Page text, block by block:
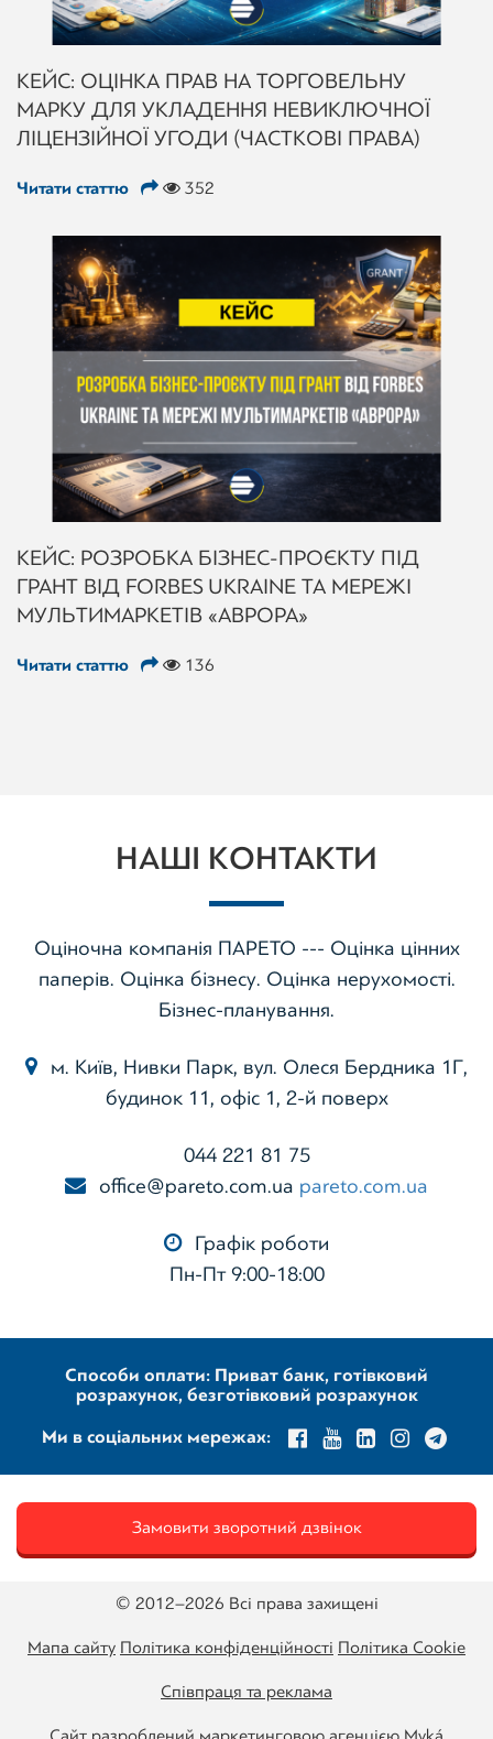
КЕЙС: ОЦІНКА ПРАВ НА ТОРГОВЕЛЬНУ
МАРКУ ДЛЯ УКЛАДЕННЯ НЕВИКЛЮЧНОЇ
ЛІЦЕНЗІЙНОЇ УГОДИ (ЧАСТКОВІ ПРАВА)
Читати статтю 352
КЕЙС: РОЗРОБКА БІЗНЕС-ПРОЄКТУ ПІД
ГРАНТ ВІД FORBES UKRAINE ТА МЕРЕЖІ
МУЛЬТИМАРКЕТІВ «АВРОРА»
Читати статтю 136
НАШІ КОНТАКТИ
Оціночна компанія ПАРЕТО --- Оцінка цінних
паперів. Оцінка бізнесу. Оцінка нерухомості.
Бізнес-планування.
м. Київ, Нивки Парк, вул. Олеся Бердника 1Г,
будинок 11, офіс 1, 2-й поверх
044 221 81 75
office@pareto.com.ua pareto.com.ua
Графік роботи
Пн-Пт 9:00-18:00
Способи оплати: Приват банк, готівковий
розрахунок, безготівковий розрахунок
Ми в соціальних мережах:
Замовити зворотний дзвінок
© 2012–2026 Всі права захищені
Мапа сайту Політика конфіденційності Політика Cookie
Співпраця та реклама